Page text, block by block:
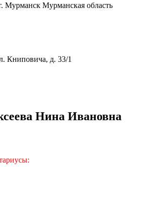
Мурманск Мурманская область
Книповича, д. 33/1
Нина Ивановна